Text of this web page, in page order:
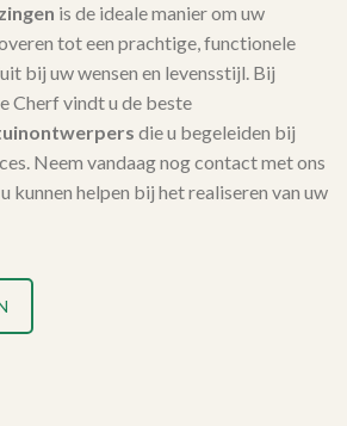
is de ideale manier om uw
tot een prachtige, functionele
bij uw wensen en levensstijl. Bij
Cherf vindt u de beste
die u begeleiden bij
Neem vandaag nog contact met ons
kunnen helpen bij het realiseren van uw